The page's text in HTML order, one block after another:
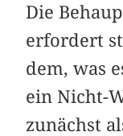
Die
erfordert
dem, was
ein Nicht-
zunächst